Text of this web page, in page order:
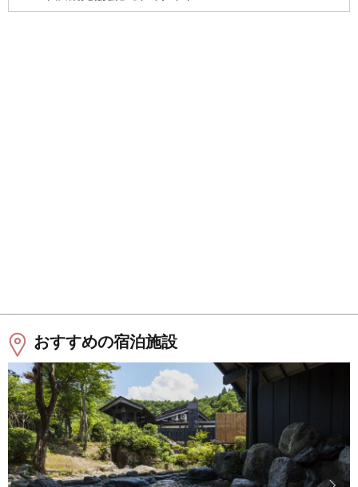
おすすめの宿泊施設